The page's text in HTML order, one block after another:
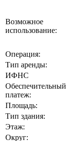
Возможное
использование:
Операция:
Тип аренды:
ИФНС
Обеспечительный
платеж:
Площадь:
Тип здания:
Этаж:
Округ: